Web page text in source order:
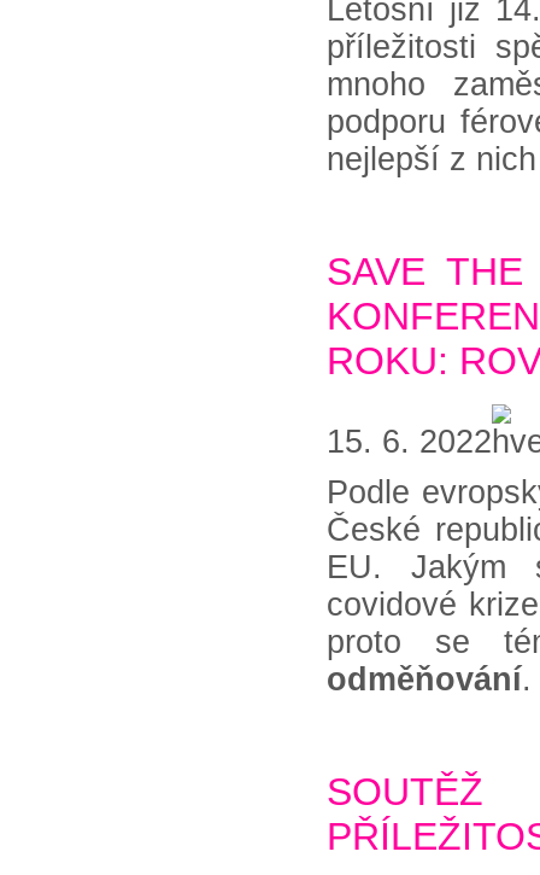
Letošní již
příležitosti
mnoho
podporu
nejlepší z
SAVE
ROKU:
15. 6. 2022
Podle
České
EU. Jakým
covidové
proto se
odměňování.
SOUTĚŽ